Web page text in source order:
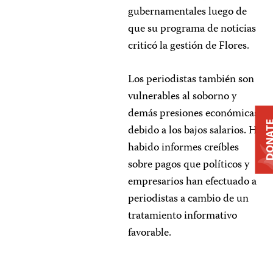
gubernamentales luego de
que su programa de noticias
criticó la gestión de Flores.
Los periodistas también son
vulnerables al soborno y
demás presiones económicas
debido a los bajos salarios. Ha
habido informes creíbles
sobre pagos que políticos y
empresarios han efectuado a
periodistas a cambio de un
tratamiento informativo
favorable.